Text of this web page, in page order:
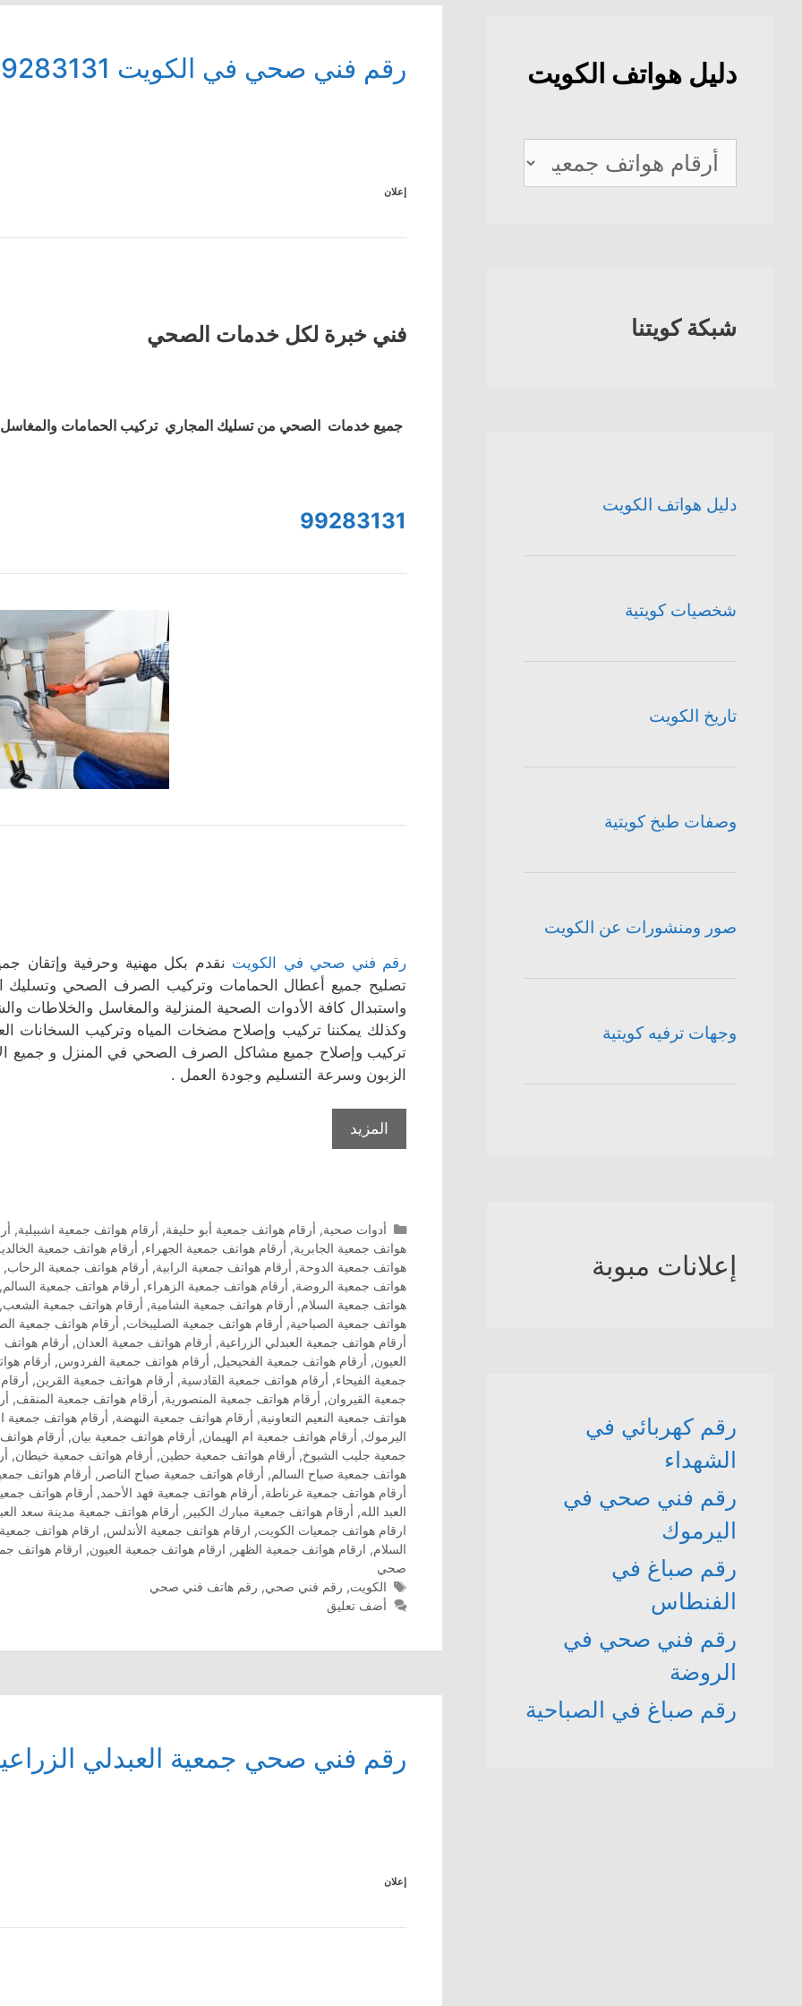
رقم فني صحي في الكويت 99283131
إعلان
فني خبرة لكل خدمات الصحي
جميع خدمات الصحي من تسليك المجاري تركيب الحمامات
99283131
رقم فني صحي في الكويت نقدم بكل مهنية وحرفية وإتقان
تصليح جميع أعطال الحمامات وتركيب الصرف الصحي وتسليك
واستبدال كافة الأدوات الصحية المنزلية والمغاسل والخلاطات
وكذلك يمكننا تركيب وإصلاح مضخات المياه وتركيب السخانات
تركيب وإصلاح جميع مشاكل الصرف الصحي في المنزل و جميع
الزبون وسرعة التسليم وجودة العمل .
المزيد
التصنيفات
أدوات صحية, أرقام هواتف جمعية أبو حليفة, أرقام هواتف جمعية اشبيلية,
هواتف جمعية الجابرية, أرقام هواتف جمعية الجهراء, أرقام هواتف جمعية
هواتف جمعية الدوحة, أرقام هواتف جمعية الرابية, أرقام هواتف جمعية الرحاب,
هواتف جمعية الروضة, أرقام هواتف جمعية الزهراء, أرقام هواتف جمعية السالم
هواتف جمعية السلام, أرقام هواتف جمعية الشامية, أرقام هواتف جمعية الشعب
هواتف جمعية الصباحية, أرقام هواتف جمعية الصليبخات, أرقام هواتف جمعية
أرقام هواتف جمعية العبدلي الزراعية, أرقام هواتف جمعية العدان, أرقام هواتف
العيون, أرقام هواتف جمعية الفحيحيل, أرقام هواتف جمعية الفردوس, أرقام
جمعية الفيحاء, أرقام هواتف جمعية القادسية, أرقام هواتف جمعية القرين,
جمعية القيروان, أرقام هواتف جمعية المنصورية, أرقام هواتف جمعية المنقف,
هواتف جمعية النعيم التعاونية, أرقام هواتف جمعية النهضة, أرقام هواتف جمعية
اليرموك, أرقام هواتف جمعية ام الهيمان, أرقام هواتف جمعية بيان, أرقام
جمعية جليب الشيوخ, أرقام هواتف جمعية حطين, أرقام هواتف جمعية خيطان,
هواتف جمعية صباح السالم, أرقام هواتف جمعية صباح الناصر , أرقام هواتف
أرقام هواتف جمعية غرناطة, أرقام هواتف جمعية فهد الأحمد, أرقام هواتف
العبد الله, أرقام هواتف جمعية مبارك الكبير , أرقام هواتف جمعية مدينة سعد
ارقام هواتف جمعيات الكويت, ارقام هواتف جمعية الأندلس, ارقام هواتف
السلام, ارقام هواتف جمعية الظهر , ارقام هواتف جمعية العيون, ارقام هواتف
صحي
الوسوم
الكويت, رقم فني صحي, رقم هاتف فني صحي
أضف تعليق
رقم فني صحي جمعية العبدلي الزراعية
إعلان
دليل هواتف الكويت
دليل
هواتف
شبكة كويتنا
دليل هواتف الكويت
شخصيات كويتية
تاريخ الكويت
وصفات طبخ كويتية
صور ومنشورات عن الكويت
وجهات ترفيه كويتية
إعلانات مبوبة
رقم كهربائي في
الشهداء
رقم فني صحي في
اليرموك
رقم صباغ في
الفنطاس
رقم فني صحي في
الروضة
رقم صباغ في الصباحية